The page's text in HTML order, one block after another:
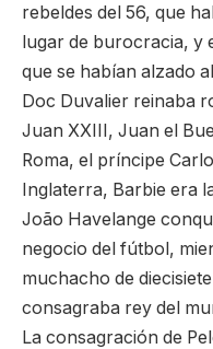
rebeldes del 56, que
lugar de burocracia, y
que se habían alzado
Doc Duvalier reinaba
Juan XXIII, Juan el
Roma, el príncipe
Inglaterra, Barbie era
João Havelange
negocio del fútbol,
muchacho de
consagraba rey del
La consagración de